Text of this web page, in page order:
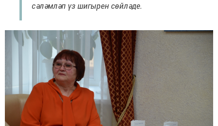
сәләмләп үз шигырен сөйләде.